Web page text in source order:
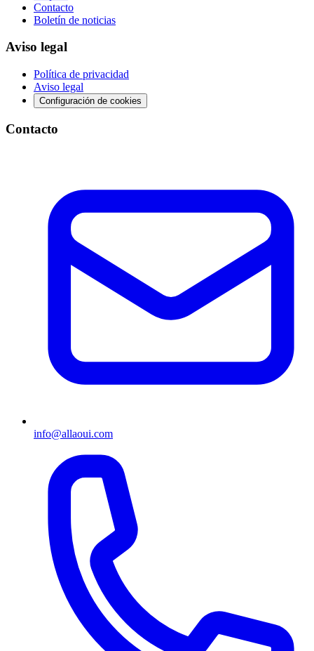
Contacto
Boletín de noticias
Aviso legal
Política de privacidad
Aviso legal
Configuración de cookies
Contacto
info@allaoui.com